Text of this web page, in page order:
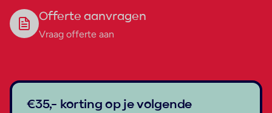
Offerte aanvragen
Vraag offerte aan
€35,- korting op je volgende